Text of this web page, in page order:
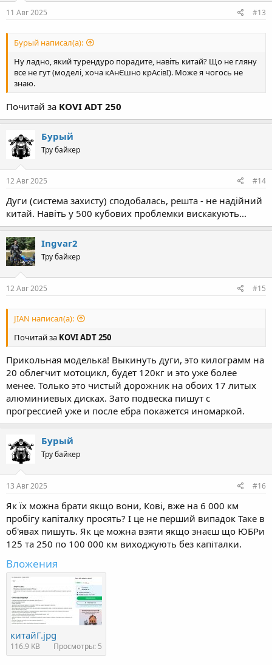
11 Авг 2025 #13
Бурый написал(а):
Ну ладно, який турендуро порадите, навіть китай? Що не гляну
все не гут (моделі, хоча кАнЄшно крАсівІ). Може я чогось не
знаю.
Почитай за KOVI ADT 250
Бурый
Тру байкер
12 Авг 2025 #14
Дуги (система захисту) сподобалась, решта - не надійний
китай. Навіть у 500 кубових проблемки вискакують...
Ingvar2
Тру байкер
12 Авг 2025 #15
JIAN написал(а):
Почитай за KOVI ADT 250
Прикольная моделька! Выкинуть дуги, это килограмм на
20 облегчит мотоцикл, будет 120кг и это уже более
менее. Только это чистый дорожник на обоих 17 литых
алюминиевых дисках. Зато подвеска пишут с
прогрессией уже и после ебра покажется иномаркой.
Бурый
Тру байкер
13 Авг 2025 #16
Як їх можна брати якщо вони, Кові, вже на 6 000 км
пробігу капіталку просять? І це не перший випадок Таке в
об'явах пишуть. Як це можна взяти якщо знаєш що ЮБРи
125 та 250 по 100 000 км виходжують без капіталки.
Вложения
китайГ.jpg
116.9 KB Просмотры: 5